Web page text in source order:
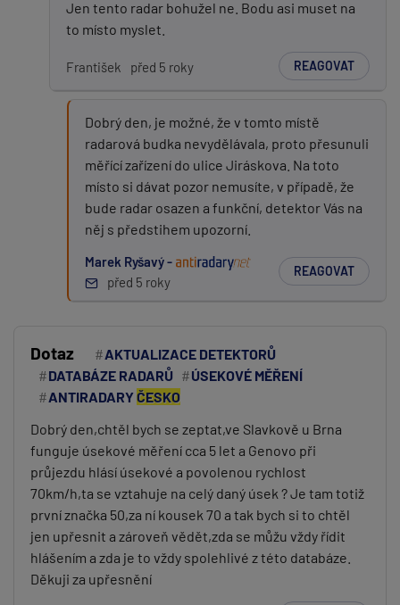
Jen tento radar bohužel ne. Bodu asi muset na
to místo myslet.
František před 5 roky REAGOVAT
Dobrý den, je možné, že v tomto místě
radarová budka nevydělávala, proto přesunuli
měřící zařízení do ulice Jiráskova. Na toto
místo si dávat pozor nemusíte, v případě, že
bude radar osazen a funkční, detektor Vás na
něj s předstihem upozorní.
Marek Ryšavý -
před 5 roky
REAGOVAT
Dotaz
AKTUALIZACE DETEKTORŮ
DATABÁZE RADARŮ
ÚSEKOVÉ MĚŘENÍ
ANTIRADARYČESKO
Dobrý den,chtěl bych se zeptat,ve Slavkově u Brna
funguje úsekové měření cca 5 let a Genovo při
průjezdu hlásí úsekové a povolenou rychlost
70km/h,ta se vztahuje na celý daný úsek ? Je tam totiž
první značka 50,za ní kousek 70 a tak bych si to chtěl
jen upřesnit a zároveň vědět,zda se můžu vždy řídit
hlášením a zda je to vždy spolehlivé z této databáze.
Děkuji za upřesnění